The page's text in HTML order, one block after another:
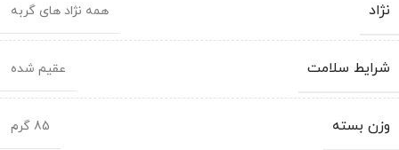
نژاد همه نژاد های گربه
شرایط سلامت عقیم شده
وزن بسته 85 گرم